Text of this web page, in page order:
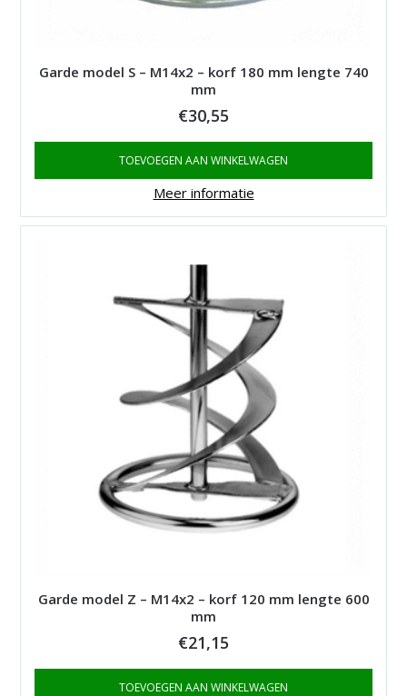
Garde model S – M14x2 – korf 180 mm lengte 740
mm
€30,55
TOEVOEGEN AAN WINKELWAGEN
Meer informatie
Garde model Z – M14x2 – korf 120 mm lengte 600
mm
€21,15
TOEVOEGEN AAN WINKELWAGEN